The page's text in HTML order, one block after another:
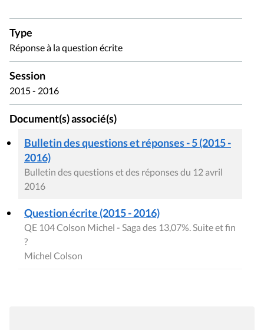
Type
Réponse à la question écrite
Session
2015 - 2016
Document(s) associé(s)
Bulletin des questions et réponses - 5 (2015 -
2016)
Bulletin des questions et des réponses du 12 avril
2016
Question écrite (2015 - 2016)
QE 104 Colson Michel - Saga des 13,07%. Suite et fin
?
Michel Colson